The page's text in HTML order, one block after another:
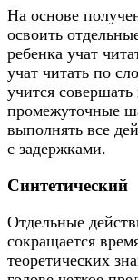
На основе
освоить
ребенка учат
учат читать по
учится
промежуточные
выполнять все
с задержками.
Синтетический
Отдельные
сокращается
теоретических